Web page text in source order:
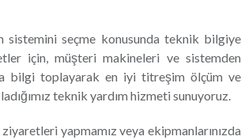
sistemini seçme konusunda teknik bilgiye
için, müşteri makineleri ve sistemden
bilgi toplayarak en iyi titreşim ölçüm ve
teknik yardım hizmeti sunuyoruz.
ziyaretleri yapmamız veya ekipmanlarınızda